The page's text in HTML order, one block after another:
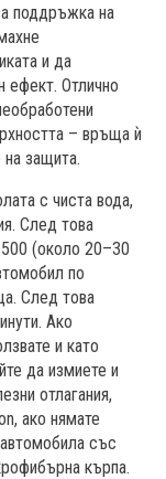
поддръжка на
и да
ефект. Отлично
– връща ѝ
на защита.
с чиста вода,
След това
(около 20–30
по
След това
Ако
и като
да измиете и
отлагания,
ако нямате
със
кърпа.